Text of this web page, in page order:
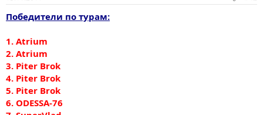
Победители по турам:
1. Atrium
2. Atrium
3. Piter Brok
4. Piter Brok
5. Piter Brok
6. ODESSA-76